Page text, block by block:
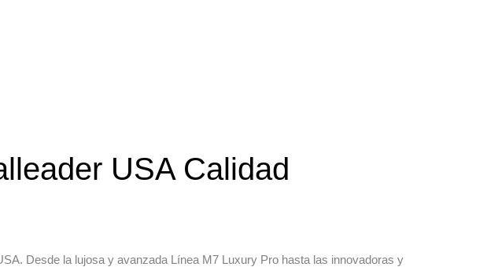
USA Calidad
Desde la lujosa y avanzada Línea M7 Luxury Pro hasta las innovadoras y